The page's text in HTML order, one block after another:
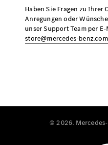
Haben Sie Fragen zu Ihrer
Anregungen oder
unser Support Team per
store@mercedes-benz.com
© 2026.